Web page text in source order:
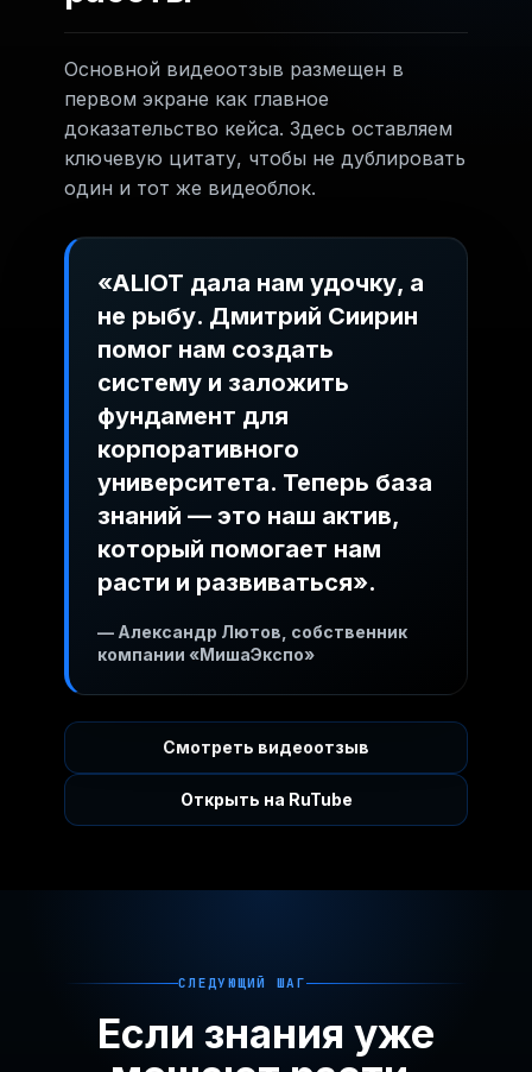
Пример статьи / регламента:после
внедрения команда могла создавать
материалы самостоятельно, а не
зависеть от разового наполнения базы.
Основной видеоотзыв размещен в
первом экране как главное
доказательство кейса. Здесь оставляем
ключевую цитату, чтобы не дублировать
один и тот же видеоблок.
«ALIOT дала нам удочку, а
не рыбу. Дмитрий Сиирин
помог нам создать
систему и заложить
фундамент для
корпоративного
университета. Теперь база
знаний — это наш актив,
который помогает нам
расти и развиваться».
— Александр Лютов, собственник
компании «МишаЭкспо»
Смотреть видеоотзыв
Открыть на RuTube
СЛЕДУЮЩИЙ ШАГ
Если знания уже